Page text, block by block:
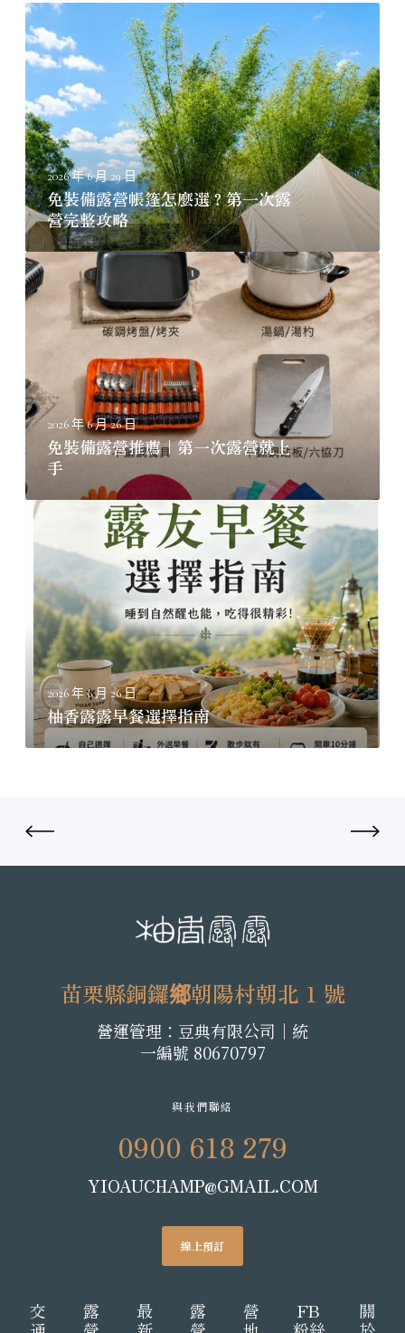
免
裝
備
露
營
帳
篷
怎
麼
選
？
第
一
次
整
攻
略
2026 年 6 月 29 日
免裝備露營帳篷怎麼選？第一次露
營完整攻略
免
裝
備
薦
｜
第
一
次
露
營
就
手
2026 年 6 月 26 日
免裝備露營推薦｜第一次露營就上
手
柚
露
早
選
擇
指
南
2026 年 6 月 26 日
柚香露露早餐選擇指南
苗栗縣銅鑼鄉朝陽村朝北 1 號
營運管理：豆典有限公司│統
一編號 80670797
與我們聯絡
0900 618 279
YIOAUCHAMP@GMAIL.COM
線上預訂
交
露
最
露
營
FB
關